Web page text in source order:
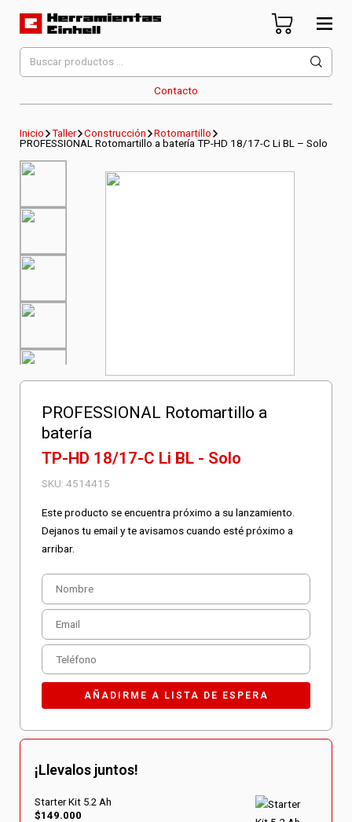
Herramientas Einhell
Distribuidor Oficial
Contacto
Buscar
por:
Inicio Taller Construcción
Rotomartillo
PROFESSIONAL Rotomartillo a batería TP-HD 18/17-C Li BL – Solo
PROFESSIONAL Rotomartillo a
batería
TP-HD 18/17-C Li BL - Solo
SKU:4514415
Este producto se encuentra próximo a su lanzamiento.
Dejanos tu email y te avisamos cuando esté próximo a
arribar.
¡Llevalos juntos!
Starter Kit 5.2 Ah
$149.000